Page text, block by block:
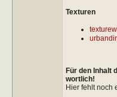
Texturen
Für den Inhalt
wortlich!
Hier fehlt noch